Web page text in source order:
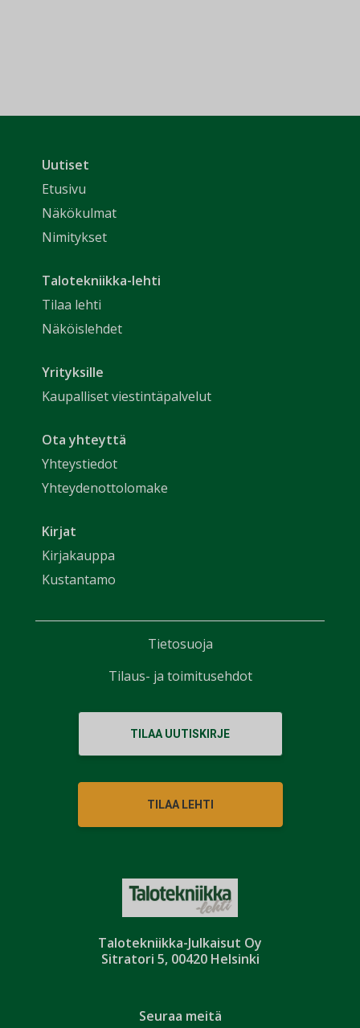
Talotekniikka-Julkaisut Oy
Sitratori 5, 00420 Helsinki
Uutiset
Etusivu
Näkökulmat
Nimitykset
Talotekniikka-lehti
Tilaa lehti
Näköislehdet
Yrityksille
Kaupalliset viestintäpalvelut
Ota yhteyttä
Yhteystiedot
Yhteydenottolomake
Kirjat
Kirjakauppa
Kustantamo
TILAA UUTISKIRJE
TILAA LEHTI
Seuraa meitä
Tietosuoja
Tilaus- ja toimitusehdot